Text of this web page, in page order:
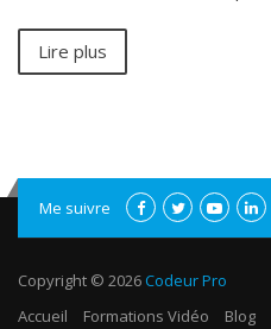
Lire plus
Me suivre
Copyright © 2026Codeur Pro
Accueil
Formations Vidéo Blog